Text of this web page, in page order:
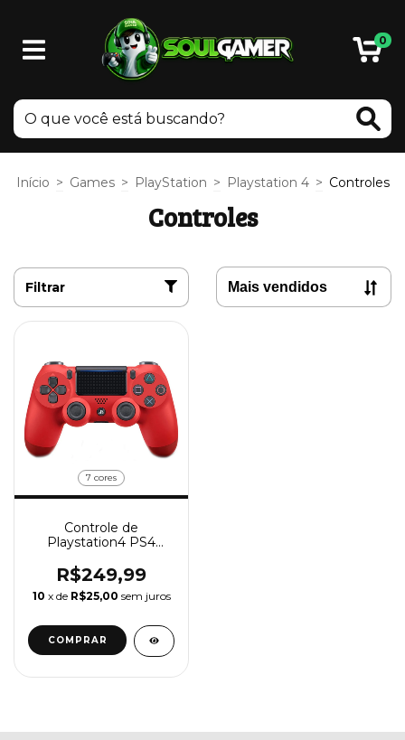
0
Início > Games > PlayStation > Playstation 4 > Controles
Controles
Filtrar
7 cores
Controle de
Playstation4 PS4
R$249,99
10 x de R$25,00 sem juros
COMPRAR